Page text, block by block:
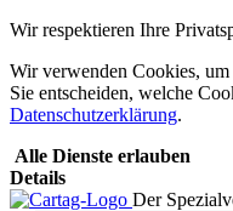
Wir respektieren Ihre
Wir verwenden Cookies,
Sie entscheiden, welche
Datenschutzerklärung.
Alle Dienste erlauben
Details
Der